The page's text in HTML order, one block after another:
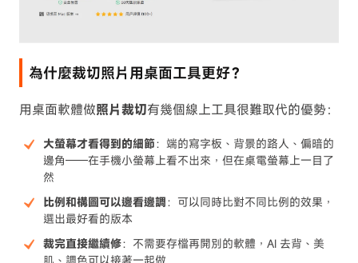
為什麼裁切照片用桌面工具更好？
用桌面軟體做照片裁切有幾個線上工具很難取代的優勢：
大螢幕才看得到的細節：端的寫字板、背景的路人、偏暗的
邊角——在手機小螢幕上看不出來，但在桌電螢幕上一目了
然
比例和構圖可以邊看邊調：可以同時比對不同比例的效果，
選出最好看的版本
裁完直接繼續修：不需要存檔再開別的軟體，AI 去背、美